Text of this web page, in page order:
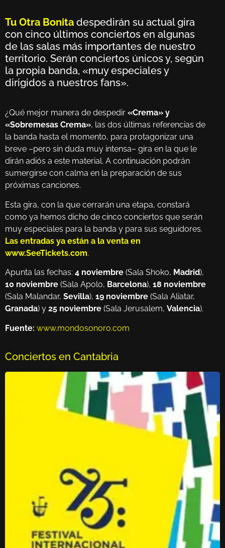
Tu Otra Bonita despedirán su actual gira
con cinco últimos conciertos en algunas
de las salas más importantes de nuestro
territorio. Serán conciertos únicos y, según
la propia banda, «muy especiales y
dirigidos a nuestros fans».
¿Qué mejor manera de despedir «Crema» y
«Sobremesas Crema», las dos últimas referencias de
la banda hasta el momento, para protagonizar una
breve –pero sin duda muy intensa– gira en la que le
dirán adiós a este material. A continuación podrán
sumergirse con calma en la preparación de sus
próximas canciones.
Esta gira, con la que cerrarán una etapa, constará
como ya hemos dicho de cinco conciertos que serán
muy especiales para la banda y para sus seguidores.
Las entradas ya están a la venta en
www.SeeTickets.com.
Apunta las fechas: 4 noviembre (Sala Shoko, Madrid),
10 noviembre (Sala Apolo, Barcelona), 18 noviembre
(Sala Malandar, Sevilla), 19 noviembre (Sala Aliatar,
Granada) y 25 noviembre (Sala Jerusalem, Valencia).
Fuente: www.mondosonoro.com
Conciertos en Cantabria